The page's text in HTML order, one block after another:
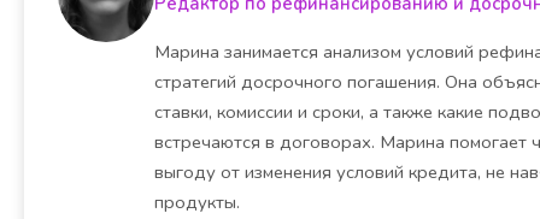
Марина занимается анализом условий
стратегий досрочного погашения. Она
ставки, комиссии и сроки, а также какие
встречаются в договорах. Марина помогает
выгоду от изменения условий кредита, не
продукты.